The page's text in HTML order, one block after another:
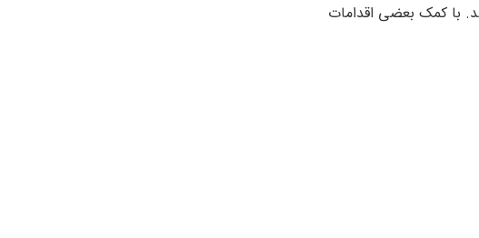
با کمک بعضی اقدامات